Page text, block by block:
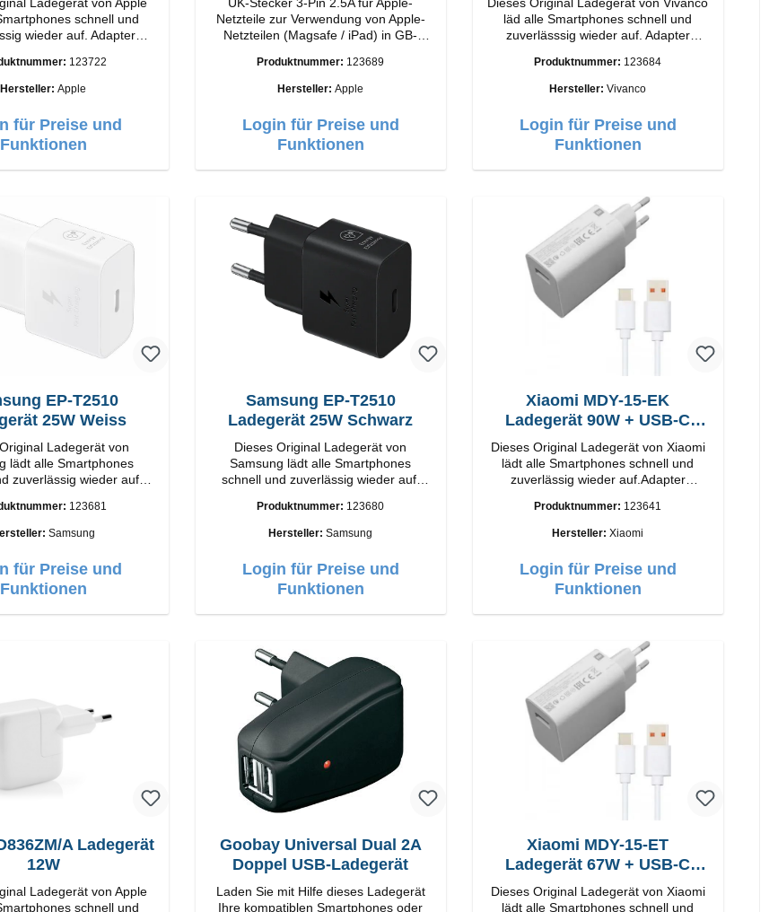
schnell und
wieder auf. Adapter
USB-A
12W Farbe: Weiß
123722
Hersteller:Apple
für Preise und
Funktionen
Netzteile zur Verwendung von Apple-
Netzteilen (Magsafe / iPad) in GB-
Produktnummer: 123689
Hersteller:Apple
Login für Preise und
Funktionen
läd alle Smartphones schnell und
zuverlässsig wieder auf. Adapter
Verarbeitung Anschlüsse: USB-C
Output: 18W Farbe: Weiss
Produktnummer: 123684
Hersteller:Vivanco
Login für Preise und
Funktionen
EP-T2510
25W Weiss
Ladegerät von
zuverlässig wieder auf.
Anschlüsse:
USB-C Output: 25W Farbe: Weiss
123681
Samsung
für Preise und
Funktionen
Samsung EP-T2510
Ladegerät 25W Schwarz
Dieses Original Ladegerät von
Samsung lädt alle Smartphones
schnell und zuverlässig wieder auf.
Hochwertige Verarbeitung Anschlüsse:
USB-C Output: 25W Farbe: Schwarz
Produktnummer: 123680
Hersteller:Samsung
Login für Preise und
Funktionen
Xiaomi MDY-15-EK
Ladegerät 90W + USB-C
Kabel
Dieses Original Ladegerät von Xiaomi
lädt alle Smartphones schnell und
zuverlässig wieder auf.Adapter
Verarbeitung Anschlüsse: USB-A
Weiss
Produktnummer: 123641
Hersteller:Xiaomi
Login für Preise und
Funktionen
A Ladegerät
12W
Ladegerät von Apple
schnell und
Goobay Universal Dual 2A
Doppel USB-Ladegerät
Laden Sie mit Hilfe dieses Ladegerät
Ihre kompatiblen Smartphones oder
Xiaomi MDY-15-ET
Ladegerät 67W + USB-C
Kabel
Dieses Original Ladegerät von Xiaomi
lädt alle Smartphones schnell und